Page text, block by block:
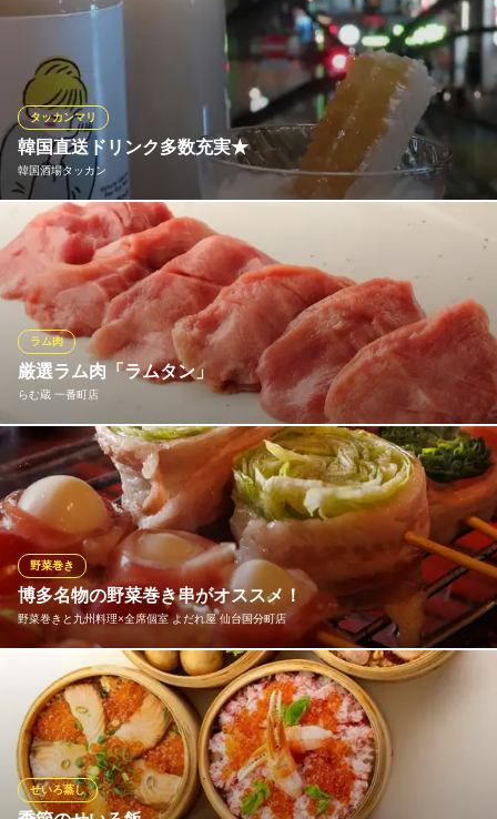
仙台市営地下鉄南北線北四番丁駅南1番出口 徒歩2分
【くるっと蒸ししゃぶ】は見た目、味わい共に感動する蒸し鍋ス
タイルの料理！良質の豚肉の薄切り肉で旬の野菜を丁寧に巻く。
遠赤外線を利用した調理法でコトコト土鍋で蒸し上げます。スダ
チのタレで美味！お客様にとっての本当に大切な仲間やあの人と
ご賞味ください！
本格焼酎 DINING ゆむら
創作ダイニング焼酎バル
仙台市営地下鉄南北線勾当台公園駅公園2番出口 徒歩7分
宮城県仙台市青葉区春日町5-10 スズキビルB1
韓国直送ドリンク多数充実★
韓国酒場タッカン
タッカンマリ
韓国でバスリ中のドリンクや種類豊富なマッコリは見た目も華や
かで、韓国料理との相性もバツグン！当店人気ハチミツ八コリが
オススメ♪
韓国酒場タッカン
韓国料理
仙台市営地下鉄南北線勾当台公園駅 徒歩2分
宮城県仙台市青葉区国分町3-2-5 ゼロキュービル4F
厳選ラム肉「ラムタン」
らむ蔵 一番町店
ラム肉
専門店だからの仕入れ！他店ではなかなか味わえないラムのタン
あります！
らむ蔵 一番町店
熟成秘伝のタレ
仙台市営地下鉄南北線勾当台公園駅南3番出口 徒歩2分
宮城県仙台市青葉区一番町4-5-16
博多名物の野菜巻き串がオススメ！
野菜巻きと九州料理×全席個室 よだれ屋 仙台国分町店
野菜巻き
新鮮でヘルシーな野菜を使った、博多名物の野菜巻き串！多種多
様なメニューで老若男女に大人気です！焼き鳥のようにつまみや
すくお酒も進む！飲み会・女子会・合コンなどの各種宴会にお楽
しみください！
野菜巻きと九州料理×全席個室 よだれ屋 仙台国分町店
せいろ蒸し